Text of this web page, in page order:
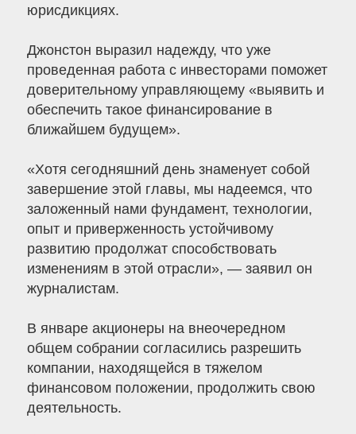
юрисдикциях.
Джонстон выразил надежду, что уже
проведенная работа с инвесторами поможет
доверительному управляющему «выявить и
обеспечить такое финансирование в
ближайшем будущем».
«Хотя сегодняшний день знаменует собой
завершение этой главы, мы надеемся, что
заложенный нами фундамент, технологии,
опыт и приверженность устойчивому
развитию продолжат способствовать
изменениям в этой отрасли», — заявил он
журналистам.
В январе акционеры на внеочередном
общем собрании согласились разрешить
компании, находящейся в тяжелом
финансовом положении, продолжить свою
деятельность.